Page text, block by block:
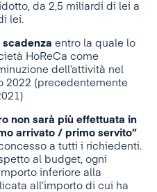
da 2,5 miliardi di lei a
lei.
scadenza entro la quale lo
HoReCa come
dell’attività nel
2022 (precedentemente
non sarà più effettuata in
arrivato / primo servito”
a tutti i richiedenti.
al budget, ogni
inferiore alla
all’importo di cui ha